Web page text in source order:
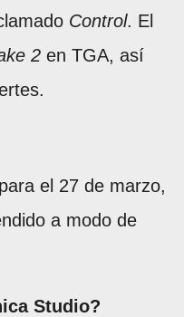
Control. El
2 en TGA, así
el 27 de marzo,
a modo de
Studio?